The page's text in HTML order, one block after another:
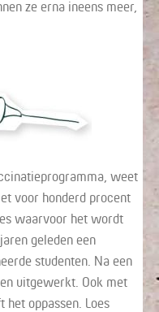
ze erna ineens meer,
weet
voor honderd procent
waarvoor het wordt
geleden een
studenten. Na een
uitgewerkt. Ook met
oppassen. Loes